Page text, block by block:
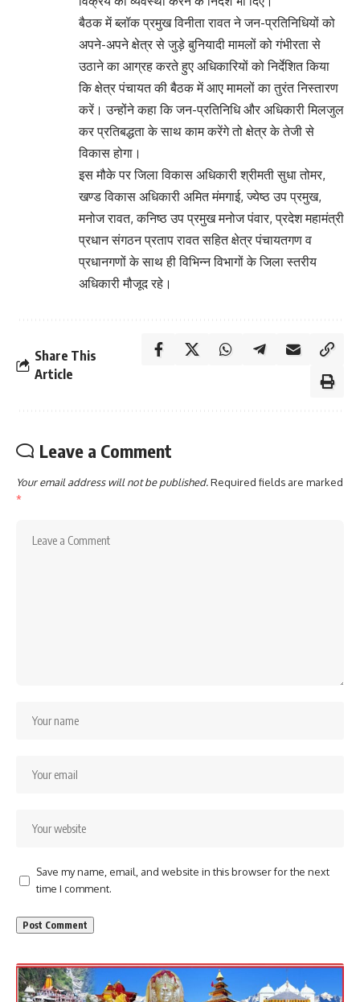
बैठक में ब्लॉक प्रमुख विनीता रावत ने जन-प्रतिनिधियों को
अपने-अपने क्षेत्र से जुड़े बुनियादी मामलों को गंभीरता से
उठाने का आग्रह करते हुए अधिकारियों को निर्देशित किया
कि क्षेत्र पंचायत की बैठक में आए मामलों का तुरंत निस्तारण
करें। उन्होंने कहा कि जन-प्रतिनिधि और अधिकारी मिलजुल
कर प्रतिबद्धता के साथ काम करेंगे तो क्षेत्र के तेजी से
विकास होगा।
इस मौके पर जिला विकास अधिकारी श्रीमती सुधा तोमर,
खण्ड विकास अधिकारी अमित मंमगाई, ज्येष्ठ उप प्रमुख,
मनोज रावत, कनिष्ठ उप प्रमुख मनोज पंवार, प्रदेश महामंत्री
प्रधान संगठन प्रताप रावत सहित क्षेत्र पंचायतगण व
प्रधानगणों के साथ ही विभिन्न विभागों के जिला स्तरीय
अधिकारी मौजूद रहे।
Share This
Article
Leave a Comment
Your email address will not be published.Required fields are marked
*
Save my name, email, and website in this browser for the next
time I comment.